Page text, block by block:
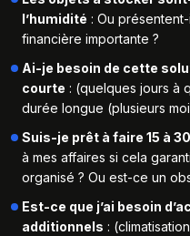
l’humidité : Ou
financière importante ?
Ai-je besoin de cette
courte : (quelques jours à
durée longue (plusieurs
Suis-je prêt à faire 15 à
à mes affaires si cela
organisé ? Ou est-ce un
Est-ce que j’ai besoin
additionnels :